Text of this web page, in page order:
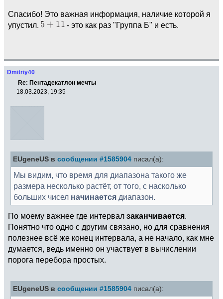
Спасибо! Это важная информация, наличие которой я
упустил.
- это как раз "Группа Б" и есть.
Dmitriy40
Re: Пентадекатлон мечты
18.03.2023, 19:35
EUgeneUS в сообщении #1585904 писал(а):
Мы видим, что время для диапазона такого же
размера несколько растёт, от того, с насколько
больших чисел начинается диапазон.
По моему важнее где интервал заканчивается.
Понятно что одно с другим связано, но для сравнения
полезнее всё же конец интервала, а не начало, как мне
думается, ведь именно он участвует в вычислении
порога перебора простых.
EUgeneUS в сообщении #1585904 писал(а):